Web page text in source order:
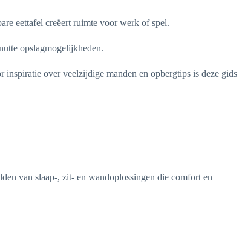
eettafel creëert ruimte voor werk of spel.
opslagmogelijkheden.
over veelzijdige manden en opbergtips is deze gids
van slaap-, zit- en wandoplossingen die comfort en